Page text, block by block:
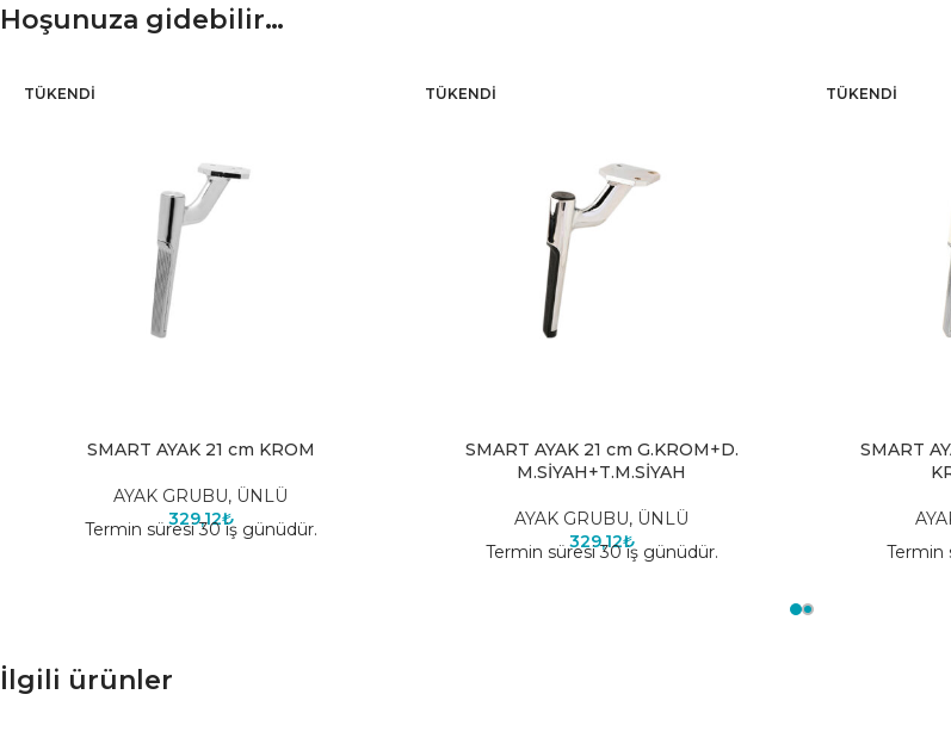
Hoşunuza gidebilir…
TÜKENDI
SMART AYAK 21 cm KROM
AYAK GRUBU, ÜNLÜ
329,12₺
Termin süresi 30 iş günüdür.
TÜKENDI
SMART AYAK 21 cm G.KROM+D.
M.SİYAH+T.M.SİYAH
AYAK GRUBU, ÜNLÜ
329,12₺
Termin süresi 30 iş günüdür.
TÜKENDI
SMART
Termin
İlgili ürünler